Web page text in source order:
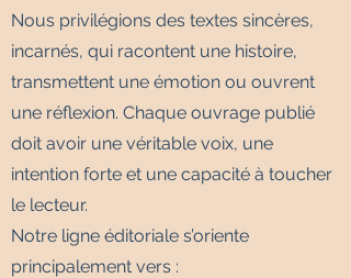
Nous privilégions des textes sincères,
incarnés, qui racontent une histoire,
transmettent une émotion ou ouvrent
une réflexion. Chaque ouvrage publié
doit avoir une véritable voix, une
intention forte et une capacité à toucher
le lecteur.
Notre ligne éditoriale s’oriente
principalement vers :